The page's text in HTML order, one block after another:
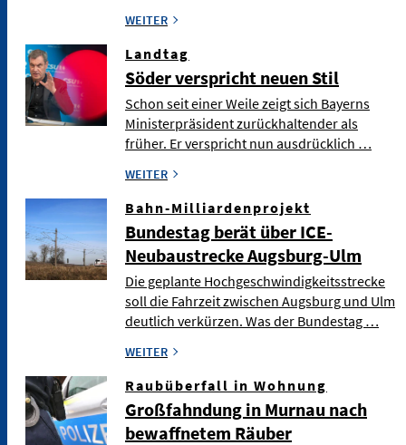
WEITER
Landtag
Söder verspricht neuen Stil
Schon seit einer Weile zeigt sich Bayerns
Ministerpräsident zurückhaltender als
früher. Er verspricht nun ausdrücklich …
WEITER
Bahn-Milliardenprojekt
Bundestag berät über ICE-
Neubaustrecke Augsburg-Ulm
Die geplante Hochgeschwindigkeitsstrecke
soll die Fahrzeit zwischen Augsburg und Ulm
deutlich verkürzen. Was der Bundestag …
WEITER
Raubüberfall in Wohnung
Großfahndung in Murnau nach
bewaffnetem Räuber